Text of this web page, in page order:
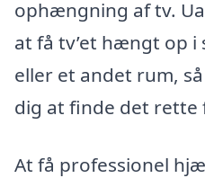
ophængning af tv.
at få tv’et hængt op
eller et andet rum,
dig at finde det rette
At få professionel